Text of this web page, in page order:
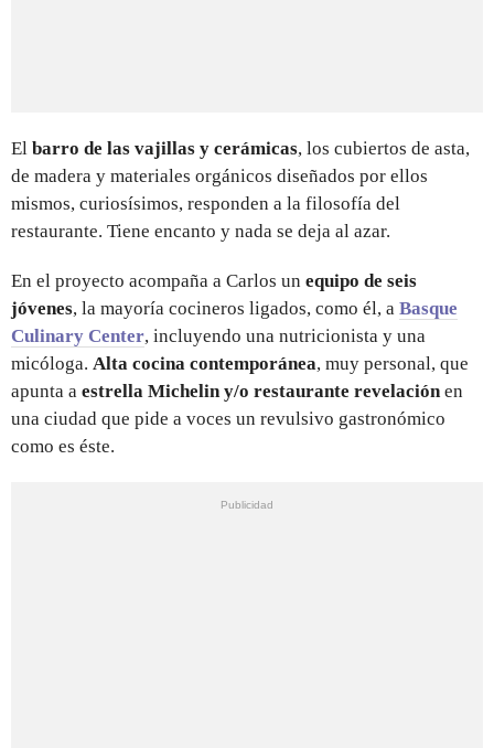
El barro de las vajillas y cerámicas, los cubiertos de asta,
de madera y materiales orgánicos diseñados por ellos
mismos, curiosísimos, responden a la filosofía del
restaurante. Tiene encanto y nada se deja al azar.
En el proyecto acompaña a Carlos un equipo de seis
jóvenes, la mayoría cocineros ligados, como él, a Basque
Culinary Center, incluyendo una nutricionista y una
micóloga. Alta cocina contemporánea, muy personal, que
apunta a estrella Michelin y/o restaurante revelaciónen
una ciudad que pide a voces un revulsivo gastronómico
como es éste.